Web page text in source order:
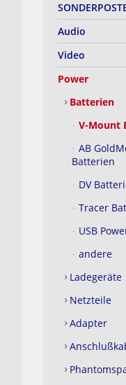
Audio
Video
Power
Batterien
V-Mount
AB
Batterien
DV
Tracer
USB
andere
Ladegeräte
Netzteile
Adapter